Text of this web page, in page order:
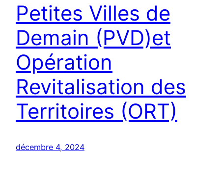
Petites Villes de
Demain (PVD)et
Opération
Revitalisation des
Territoires (ORT)
décembre 4, 2024